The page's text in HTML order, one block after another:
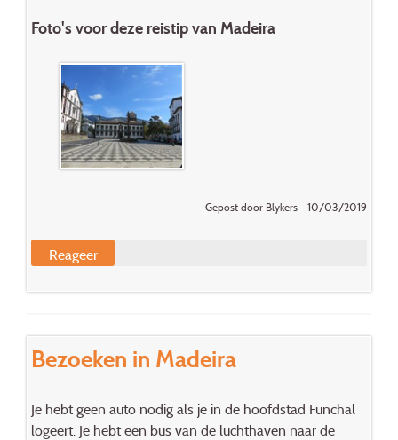
Foto's voor deze reistip van Madeira
Gepost door Blykers - 10/03/2019
Reageer
Bezoeken in Madeira
Je hebt geen auto nodig als je in de hoofdstad Funchal
logeert. Je hebt een bus van de luchthaven naar de